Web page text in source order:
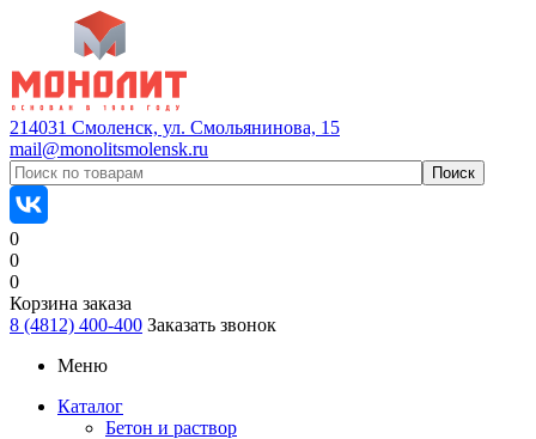
214031 Смоленск, ул. Смольянинова, 15
mail@monolitsmolensk.ru
0
0
0
Корзина заказа
8 (4812) 400-400 Заказать звонок
Меню
Каталог
Бетон и раствор